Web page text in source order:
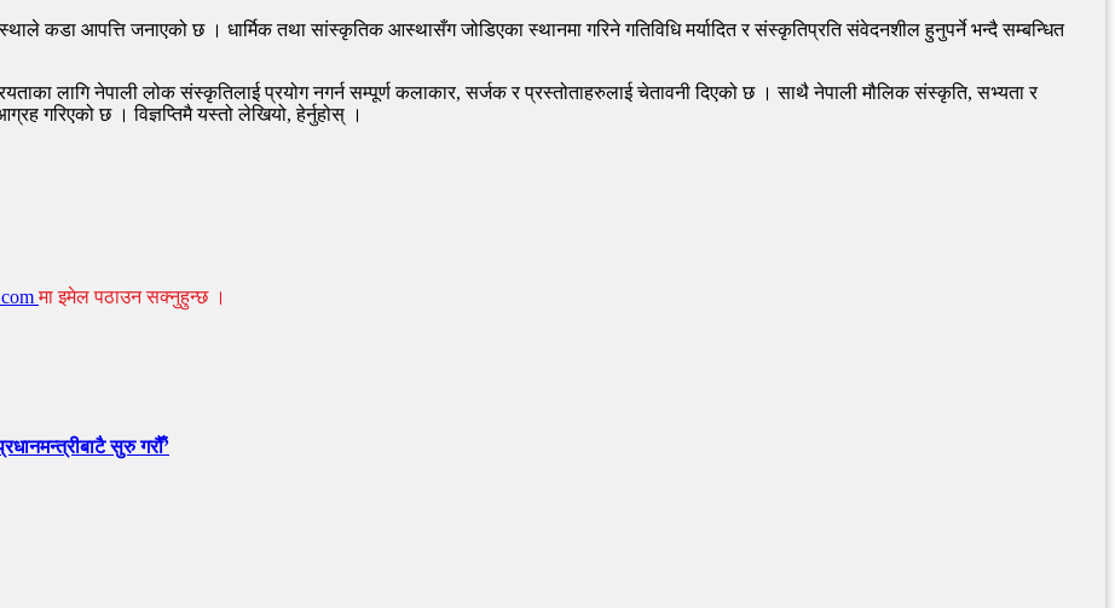
कडा आपत्ति जनाएको छ । धार्मिक तथा सांस्कृतिक आस्थासँग जोडिएका स्थानमा गरिने गतिविधि मर्यादित र संस्कृतिप्रति संवेदनशील हुनुपर्ने भन्दै सम्बन्धित
लागि नेपाली लोक संस्कृतिलाई प्रयोग नगर्न सम्पूर्ण कलाकार, सर्जक र प्रस्तोताहरुलाई चेतावनी दिएको छ । साथै नेपाली मौलिक संस्कृति, सभ्यता र
गरिएको छ । विज्ञप्तिमै यस्तो लेखियो, हेर्नुहोस् ।
मा इमेल पठाउन सक्नुहुन्छ ।
सुरु गरौँ’